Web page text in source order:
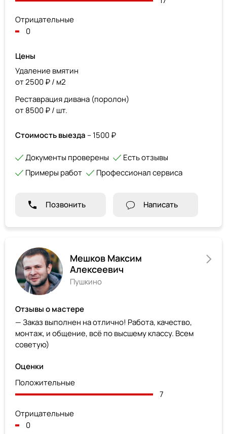
Отрицательные
0
Цены
Удаление вмятин
от 2500 ₽ / м2
Реставрация дивана (поролон)
от 8500 ₽ / шт.
Стоимость выезда – 1500 ₽
Документы проверены
Есть отзывы
Примеры работ
Профессионал сервиса
Позвонить Написать
Мешков Максим
Алексеевич
Пушкино
Отзывы о мастере
— Заказ выполнен на отлично! Работа, качество,
монтаж, и общение, всё по высшему классу. Всем
советую)
Оценки
Положительные
7
Отрицательные
0